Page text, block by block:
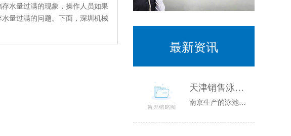
水量过满的现象，操作人员如果
量过满的问题。下面，深圳机械
最新资讯
天津销售泳池除湿机,泳池除湿热泵原理图,泳池除湿设备
南京生产的泳池除湿机具有体积小、除湿效果好且易于安装等特点，一直备受各业主喜爱，设备配件均选用国内外品牌，了设备质量，机组选用plc可编程控...